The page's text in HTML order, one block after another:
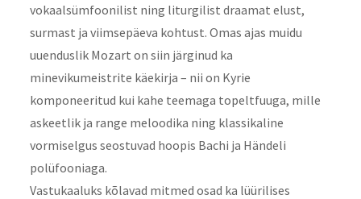
vokaalsümfoonilist ning liturgilist draamat elust,
surmast ja viimsepäeva kohtust. Omas ajas muidu
uuenduslik Mozart on siin järginud ka
minevikumeistrite käekirja – nii on Kyrie
komponeeritud kui kahe teemaga topeltfuuga, mille
askeetlik ja range meloodika ning klassikaline
vormiselgus seostuvad hoopis Bachi ja Händeli
polüfooniaga.
Vastukaaluks kõlavad mitmed osad ka lüürilises